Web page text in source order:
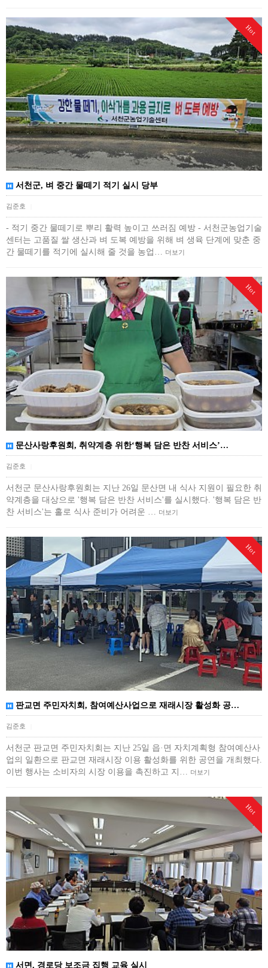
Hot
서천군, 벼 중간 물떼기 적기 실시 당부
김준호
- 적기 중간 물떼기로 뿌리 활력 높이고 쓰러짐 예방 - 서천군농업기술
센터는 고품질 쌀 생산과 벼 도복 예방을 위해 벼 생육 단계에 맞춘 중
간 물떼기를 적기에 실시해 줄 것을 농업… 더보기
Hot
문산사랑후원회, 취약계층 위한‘행복 담은 반찬 서비스’…
김준호
서천군 문산사랑후원회는 지난 26일 문산면 내 식사 지원이 필요한 취
약계층을 대상으로 '행복 담은 반찬 서비스'를 실시했다. '행복 담은 반
찬 서비스'는 홀로 식사 준비가 어려운 … 더보기
Hot
판교면 주민자치회, 참여예산사업으로 재래시장 활성화 공…
김준호
서천군 판교면 주민자치회는 지난 25일 읍·면 자치계획형 참여예산사
업의 일환으로 판교면 재래시장 이용 활성화를 위한 공연을 개최했다.
이번 행사는 소비자의 시장 이용을 촉진하고 지…
더보기
Hot
서면, 경로당 보조금 집행 교육 실시